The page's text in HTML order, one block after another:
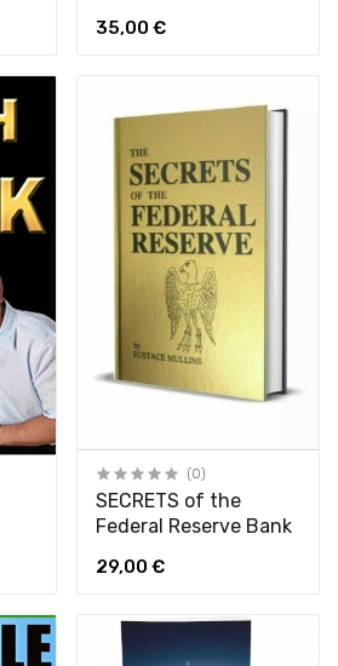
35,00 €
(0)
SECRETS of the
Federal Reserve Bank
29,00 €